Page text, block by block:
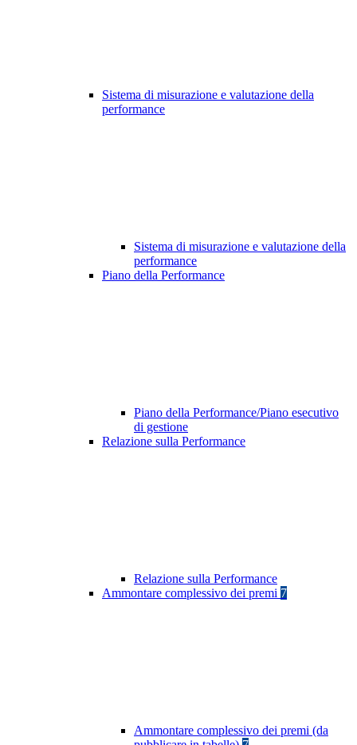
Sistema di misurazione e valutazione della
performance
Sistema di misurazione e valutazione della
performance
Piano della Performance
Piano della Performance/Piano esecutivo
di gestione
Relazione sulla Performance
Relazione sulla Performance
Ammontare complessivo dei premi 7
Ammontare complessivo dei premi (da